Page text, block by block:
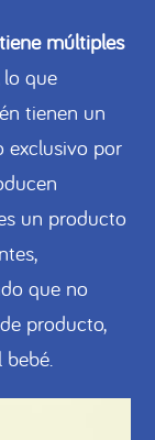
múltiples
que
tienen un
exclusivo por
un producto
que no
producto,